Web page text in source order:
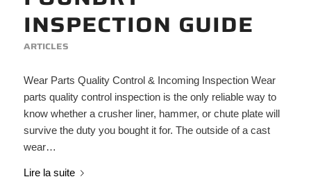
INSPECTION GUIDE
ARTICLES
Wear Parts Quality Control & Incoming Inspection Wear
parts quality control inspection is the only reliable way to
know whether a crusher liner, hammer, or chute plate will
survive the duty you bought it for. The outside of a cast
wear…
Lire la suite